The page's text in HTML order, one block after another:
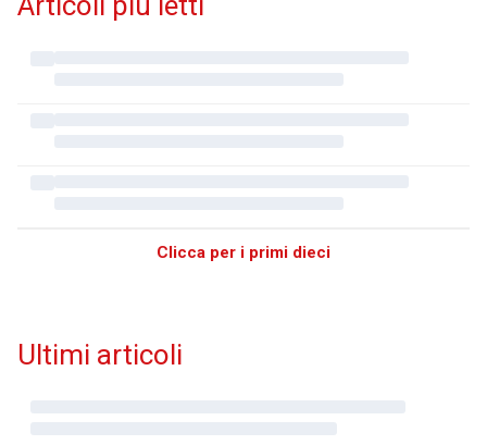
Clicca per i primi dieci
Ultimi articoli